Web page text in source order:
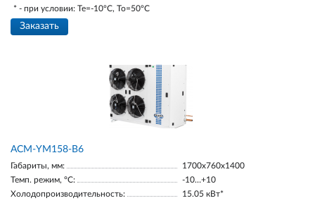
* - при условии: Te=-10ºC, To=50ºC
Заказать
АСМ-YM158-В6
Габариты, мм:
1700х760х1400
Темп. режим, °С:
-10…+10
Холодопроизводительность:
15.05 кВт*